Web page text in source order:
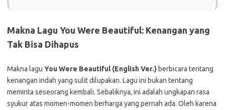
Makna Lagu You Were Beautiful: Kenangan yang
Tak Bisa Dihapus
Makna lagu You Were Beautiful (English Ver.) berbicara tentang
kenangan indah yang sulit dilupakan. Lagu ini bukan tentang
meminta seseorang kembali. Sebaliknya, ini adalah ungkapan rasa
syukur atas momen-momen berharga yang pernah ada. Oleh karena